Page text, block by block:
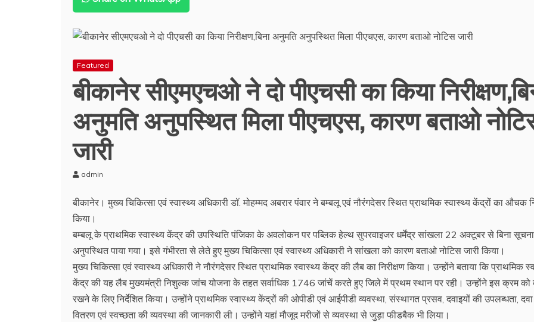
Featured
बीकानेर सीएमएचओ ने दो पीएचसी का किया
अनुमति अनुपस्थित मिला पीएचएस, कारण बताओ
जारी
admin
बीकानेर। मुख्य चिकित्सा एवं स्वास्थ्य अधिकारी डॉ. मोहम्मद अबरार पंवार ने बम्बलू एवं नौरंगदेसर स्थित प्राथमिक स्वास्थ्य केंद्रों का औचक
किया।
बम्बलू के प्राथमिक स्वास्थ्य केंद्र की उपस्थिति पंजिका के अवलोकन पर पब्लिक हेल्थ सुपरवाइजर धर्मेंद्र सांखला 22 अक्टूबर से बिना सूचना
अनुपस्थित पाया गया। इसे गंभीरता से लेते हुए मुख्य चिकित्सा एवं स्वास्थ्य अधिकारी ने सांखला को कारण बताओ नोटिस जारी किया।
मुख्य चिकित्सा एवं स्वास्थ्य अधिकारी ने नौरंगदेसर स्थित प्राथमिक स्वास्थ्य केंद्र की लैब का निरीक्षण किया। उन्होंने बताया कि प्राथमिक
केंद्र की यह लैब मुख्यमंत्री निशुल्क जांच योजना के तहत सर्वाधिक 1746 जांचें करते हुए जिले में प्रथम स्थान पर रही। उन्होंने इस क्रम को
रखने के लिए निर्देशित किया। उन्होंने प्राथमिक स्वास्थ्य केंद्रों की ओपीडी एवं आईपीडी व्यवस्था, संस्थागत प्रसव, दवाइयों की उपलब्धता, दवा
वितरण एवं स्वच्छता की व्यवस्था की जानकारी ली। उन्होंने यहां मौजूद मरीजों से व्यवस्था से जुड़ा फीडबैक भी लिया।